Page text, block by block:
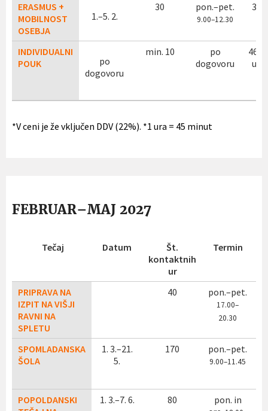
ERASMUS +
MOBILNOST
OSEBJA
1.–5. 2.
30 pon.–pet.
9.00–12.30
380
INDIVIDUALNI
POUK
po
dogovoru
min. 10
po
dogovoru
46
uro
*V ceni je že vključen DDV (22%). *1 ura = 45 minut
FEBRUAR–MAJ 2027
Tečaj Datum
Št.
kontaktnih
ur
Termin
PRIPRAVA NA
IZPIT NA VIŠJI
RAVNI NA
SPLETU
40 pon.–pet.
17.00–
20.30
SPOMLADANSKA
ŠOLA
1. 3.–21.
5.
170 pon.–pet.
9.00–11.45
POPOLDANSKI
1. 3.–7. 6. 80
pon. in